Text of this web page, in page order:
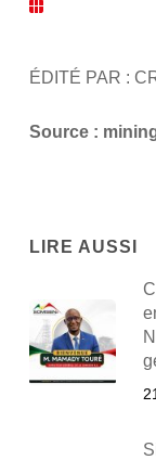
ÉDITÉ PAR :
Source :
LIRE AUSSI